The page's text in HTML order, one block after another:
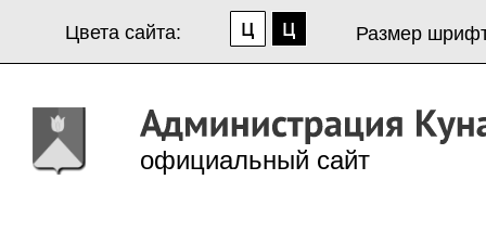
Цвета сайта: Размер
официальный сайт